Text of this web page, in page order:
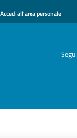
Accedi all'area personale